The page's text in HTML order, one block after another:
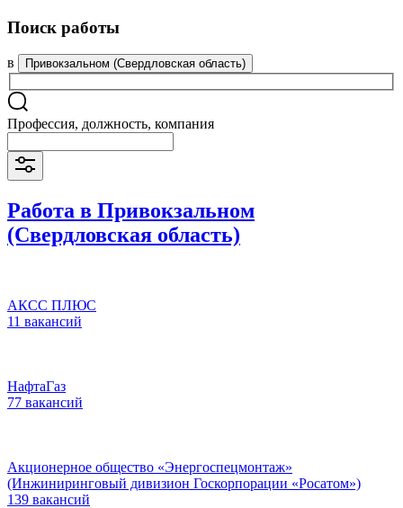
Поиск работы
в Привокзальном (Свердловская область)
Профессия, должность, компания
Работа в Привокзальном
(Свердловская область)
АКСС ПЛЮС
11 вакансий
НафтаГаз
77 вакансий
Акционерное общество «Энергоспецмонтаж»
(Инжиниринговый дивизион Госкорпорации «Росатом»)
139 вакансий